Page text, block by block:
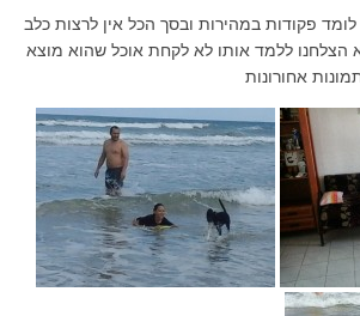
פקודות במהירות ובסך הכל אין לרצות כלב
הצלחנו ללמד אותו לא לקחת אוכל שהוא מוצא
אחורונות